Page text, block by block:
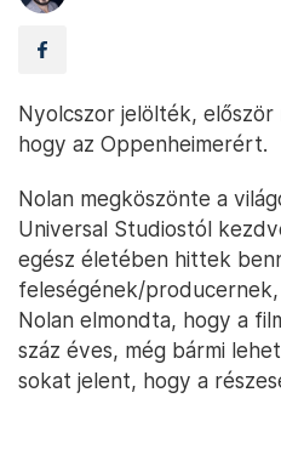
Nyolcszor jelölték,
hogy az Oppenheimerért.
Nolan megköszönte a
Universal Studiostól
egész életében hittek
feleségének/producernek,
Nolan elmondta, hogy a
száz éves, még bármi
sokat jelent, hogy a